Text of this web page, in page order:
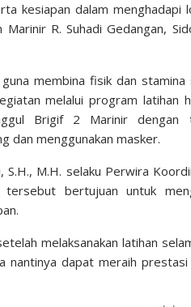
kesiapan dalam menghadapi
R. Suhadi Gedangan,
membina fisik dan stamina
melalui program latihan
Brigif 2 Marinir dengan
dan menggunakan masker.
M.H. selaku Perwira
tersebut bertujuan untuk
melaksanakan latihan
nantinya dapat meraih